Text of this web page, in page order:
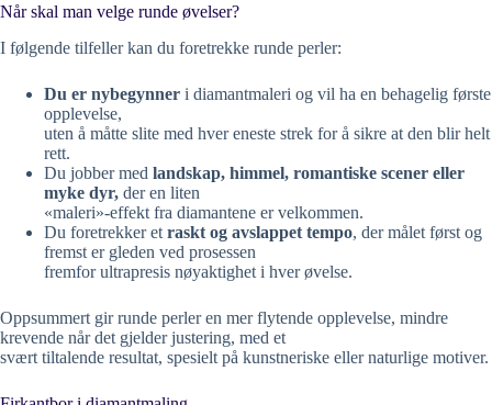
Når skal man velge runde øvelser?
I følgende tilfeller kan du foretrekke runde perler:
Du er nybegynner i diamantmaleri og vil ha en behagelig første
opplevelse,
uten å måtte slite med hver eneste strek for å sikre at den blir helt
rett.
Du jobber med landskap, himmel, romantiske scener eller
myke dyr, der en liten
«maleri»-effekt fra diamantene er velkommen.
Du foretrekker et raskt og avslappet tempo, der målet først og
fremst er gleden ved prosessen
fremfor ultrapresis nøyaktighet i hver øvelse.
Oppsummert gir runde perler en mer flytende opplevelse, mindre
krevende når det gjelder justering, med et
svært tiltalende resultat, spesielt på kunstneriske eller naturlige motiver.